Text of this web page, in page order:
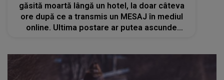
găsită moartă lângă un hotel, la doar câteva
ore după ce a transmis un MESAJ în mediul
online. Ultima postare ar putea ascunde